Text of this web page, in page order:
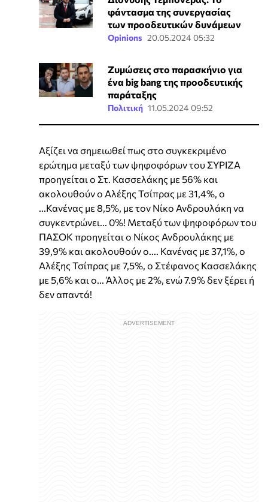
φάντασμα της συνεργασίας
των προοδευτικών δυνάμεων
Opinions 20.05.2024 05:32
Ζυμώσεις στο παρασκήνιο για
ένα big bang της προοδευτικής
παράταξης
Πολιτική 11.05.2024 09:52
Αξίζει να σημειωθεί πως στο συγκεκριμένο
ερώτημα μεταξύ των ψηφοφόρων του ΣΥΡΙΖΑ
προηγείται ο Στ. Κασσελάκης με 56% και
ακολουθούν ο Αλέξης Τσίπρας με 31,4%, ο
...Κανένας με 8,5%, με τον Νίκο Ανδρουλάκη να
συγκεντρώνει... 0%! Μεταξύ των ψηφοφόρων του
ΠΑΣΟΚ προηγείται ο Νίκος Ανδρουλάκης με
39,9% και ακολουθούν ο.... Κανένας με 37,1%, ο
Αλέξης Τσίπρας με 7,5%, ο Στέφανος Κασσελάκης
με 5,6% και ο... Άλλος με 2%, ενώ 7.9% δεν ξέρει ή
δεν απαντά!